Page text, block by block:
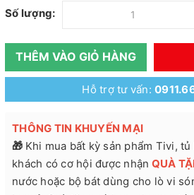
Số lượng:
THÊM VÀO GIỎ HÀNG
Hỗ trợ tư vấn:
THÔNG TIN KHUYẾN MẠI
🎁 Khi mua bất kỳ sản phẩm Tivi,
khách có cơ hội được nhận QUÀ
nước hoặc bộ bát dùng cho lò vi